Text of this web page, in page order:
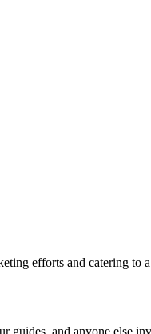
efforts and catering to
guides, and anyone else